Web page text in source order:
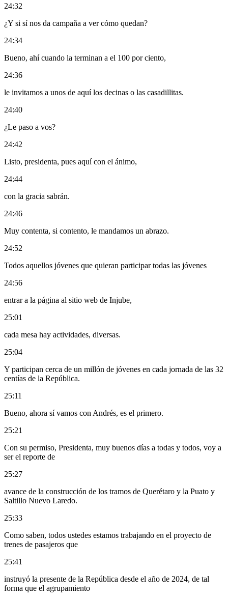
24:32
¿Y si sí nos da campaña a ver cómo quedan?
24:34
Bueno, ahí cuando la terminan a el 100 por ciento,
24:36
le invitamos a unos de aquí los decinas o las casadillitas.
24:40
¿Le paso a vos?
24:42
Listo, presidenta, pues aquí con el ánimo,
24:44
con la gracia sabrán.
24:46
Muy contenta, si contento, le mandamos un abrazo.
24:52
Todos aquellos jóvenes que quieran participar todas las jóvenes
24:56
entrar a la página al sitio web de Injube,
25:01
cada mesa hay actividades, diversas.
25:04
Y participan cerca de un millón de jóvenes en cada jornada de las 32
centías de la República.
25:11
Bueno, ahora sí vamos con Andrés, es el primero.
25:21
Con su permiso, Presidenta, muy buenos días a todas y todos, voy a
ser el reporte de
25:27
avance de la construcción de los tramos de Querétaro y la Puato y
Saltillo Nuevo Laredo.
25:33
Como saben, todos ustedes estamos trabajando en el proyecto de
trenes de pasajeros que
25:41
instruyó la presente de la República desde el año de 2024, de tal
forma que el agrupamiento